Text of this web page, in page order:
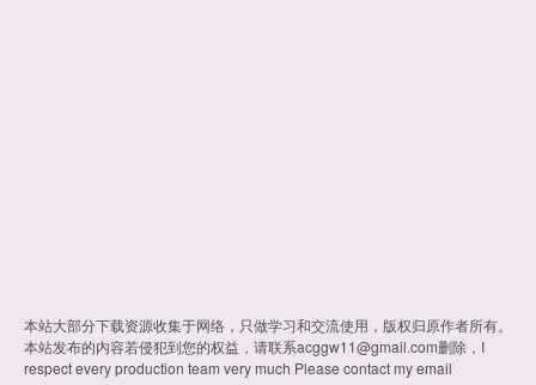
本站大部分下载资源收集于网络，只做学习和交流使用，版权归原作者所有。
本站发布的内容若侵犯到您的权益，请联系acggw11@gmail.com删除，I
respect every production team very much Please contact my email